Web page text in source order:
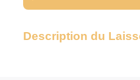
Description du